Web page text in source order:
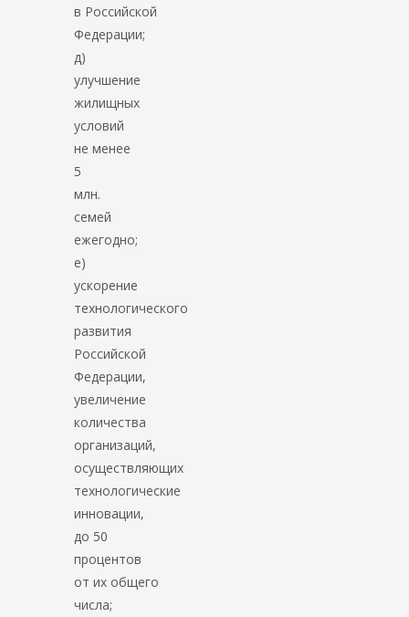
в Российской
Федерации;
д)
улучшение
жилищных
условий
не менее
5
млн.
семей
ежегодно;
е)
ускорение
технологического
развития
Российской
Федерации,
увеличение
количества
организаций,
осуществляющих
технологические
инновации,
до 50
процентов
от их общего
числа;